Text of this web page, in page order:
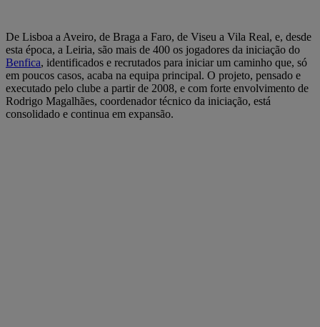
De Lisboa a Aveiro, de Braga a Faro, de Viseu a Vila Real, e, desde
esta época, a Leiria, são mais de 400 os jogadores da iniciação do
Benfica, identificados e recrutados para iniciar um caminho que, só
em poucos casos, acaba na equipa principal. O projeto, pensado e
executado pelo clube a partir de 2008, e com forte envolvimento de
Rodrigo Magalhães, coordenador técnico da iniciação, está
consolidado e continua em expansão.